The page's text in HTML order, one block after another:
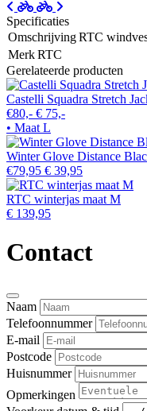
Specificaties
OmschrijvingRTC
MerkRTC
Gerelateerde producten
Castelli Squadra Stretch
€80,- € 75,-
• Maat L
Winter Glove Distance
€79,95 € 39,95
RTC winterjas maat M
€ 139,95
Contact
Naam
Telefoonnummer
E-mail
Postcode
Huisnummer
Opmerkingen